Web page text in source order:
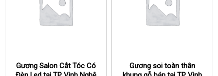
Gương Salon Cắt Tóc Có
Gương soi toàn thân